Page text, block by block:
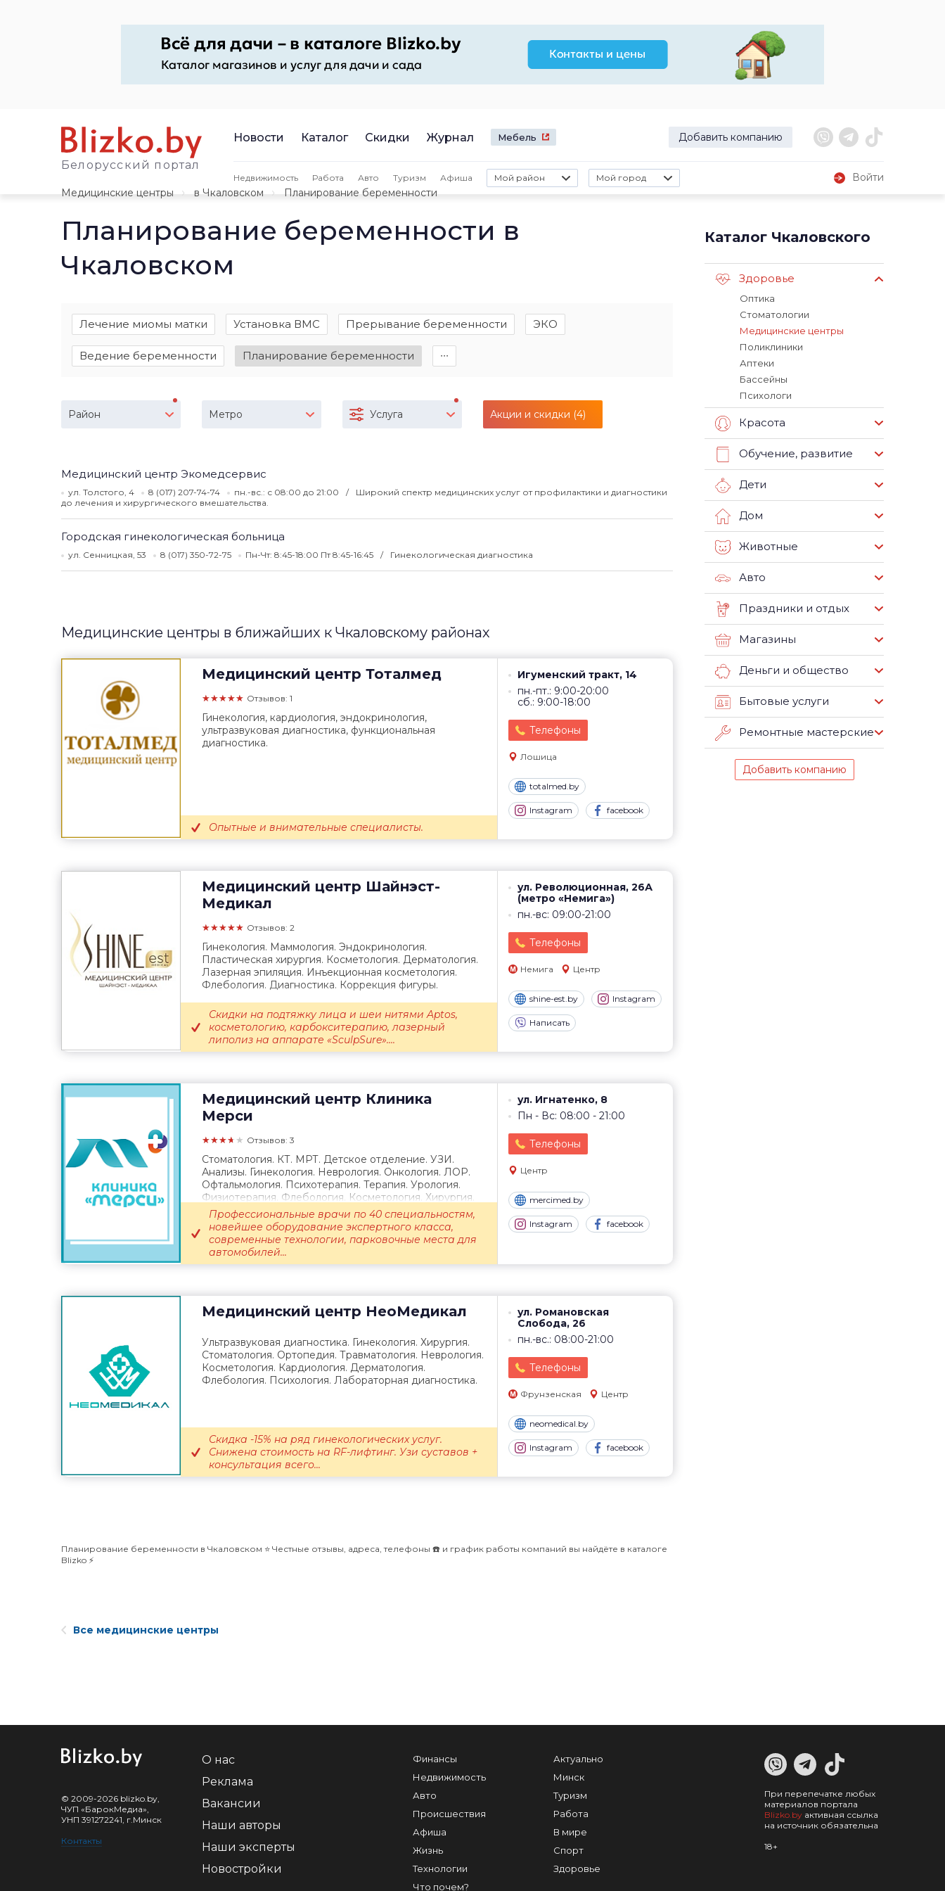
Белорусский портал
Новости Каталог Скидки Журнал Мебель Добавить компанию
Недвижимость Работа Авто Туризм Афиша Мой район Мой город
Войти
Медицинские центры
в Чкаловском Планирование беременности
Планирование беременности в
Чкаловском
Лечение миомы матки Установка ВМС Прерывание беременности ЭКО
Ведение беременности Планирование беременности ∙∙∙
Район Метро Услуга Акции и скидки (4)
Медицинский центр Экомедсервис
ул. Толстого, 4 8 (017) 207-74-74 пн.-вс.: с 08:00 до 21:00
Широкий спектр медицинских услуг от профилактики и диагностики
до лечения и хирургического вмешательства.
Городская гинекологическая больница
ул. Сенницкая, 53 8 (017) 350-72-75 Пн-Чт: 8:45-18:00 Пт 8:45-16:45 Гинекологическая диагностика
Медицинские центры в ближайших к Чкаловскому районах
Медицинский центр Тоталмед
★★★★★ Отзывов: 1
Игуменский тракт, 14
пн.-пт.: 9:00-20:00
сб.: 9:00-18:00
Телефоны
Лошица
totalmed.by
Instagram facebook
Гинекология, кардиология, эндокринология,
ультразвуковая диагностика, функциональная
диагностика.
Опытные и внимательные специалисты.
Медицинский центр Шайнэст-
Медикал
★★★★★ Отзывов: 2
ул. Революционная, 26А
(метро «Немига»)
пн.-вс: 09:00-21:00
Телефоны
Немига Центр
shine-est.by Instagram
Написать
Гинекология. Маммология. Эндокринология.
Пластическая хирургия. Косметология. Дерматология.
Лазерная эпиляция. Инъекционная косметология.
Флебология. Диагностика. Коррекция фигуры.
Скидки на подтяжку лица и шеи нитями Aptos,
косметологию, карбокситерапию, лазерный
липолиз на аппарате «SculpSure»....
Медицинский центр Клиника
Мерси
★★★★★ Отзывов: 3
ул. Игнатенко, 8
Пн - Вс: 08:00 - 21:00
Телефоны
Центр
mercimed.by
Instagram facebook
Стоматология. КТ. МРТ. Детское отделение. УЗИ.
Анализы. Гинекология. Неврология. Онкология. ЛОР.
Офтальмология. Психотерапия. Терапия. Урология.
Физиотерапия. Флебология. Косметология. Хирургия.
Выезд врача...
Профессиональные врачи по 40 специальностям,
новейшее оборудование экспертного класса,
современные технологии, парковочные места для
автомобилей...
Медицинский центр НеоМедикал
ул. Романовская
Слобода, 26
пн.-вс.: 08:00-21:00
Телефоны
Фрунзенская Центр
neomedical.by
Instagram facebook
Ультразвуковая диагностика. Гинекология. Хирургия.
Стоматология. Ортопедия. Травматология. Неврология.
Косметология. Кардиология. Дерматология.
Флебология. Психология. Лабораторная диагностика.
Скидка -15% на ряд гинекологических услуг.
Снижена стоимость на RF-лифтинг. Узи суставов +
консультация всего...
Планирование беременности в Чкаловском ⭐️ Честные отзывы, адреса, телефоны ☎️ и график работы компаний вы найдёте в каталоге
Blizko ⚡️
Каталог Чкаловского
Здоровье
Оптика
Стоматологии
Медицинские центры
Поликлиники
Аптеки
Бассейны
Психологи
Красота
Обучение, развитие
Дети
Дом
Животные
Авто
Праздники и отдых
Магазины
Деньги и общество
Бытовые услуги
Ремонтные мастерские
Добавить компанию
Все медицинские центры
© 2009-2026 blizko.by,
ЧУП «БарокМедиа»,
УНП 391272241, г.Минск
Контакты
О нас
Реклама
Вакансии
Наши авторы
Наши эксперты
Новостройки
Финансы
Недвижимость
Авто
Происшествия
Афиша
Жизнь
Технологии
Что почем?
Актуально
Минск
Туризм
Работа
В мире
Спорт
Здоровье
При перепечатке любых
материалов портала
Blizko.by активная ссылка
на источник обязательна
18+